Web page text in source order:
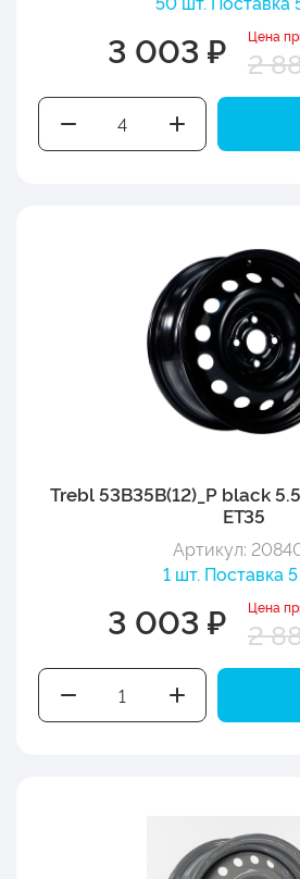
3 003 ₽ Цена
2
Trebl 53B35B(12)_P black
ET35
Артикул:
1 шт. Поставка 5
3 003 ₽ Цена
2